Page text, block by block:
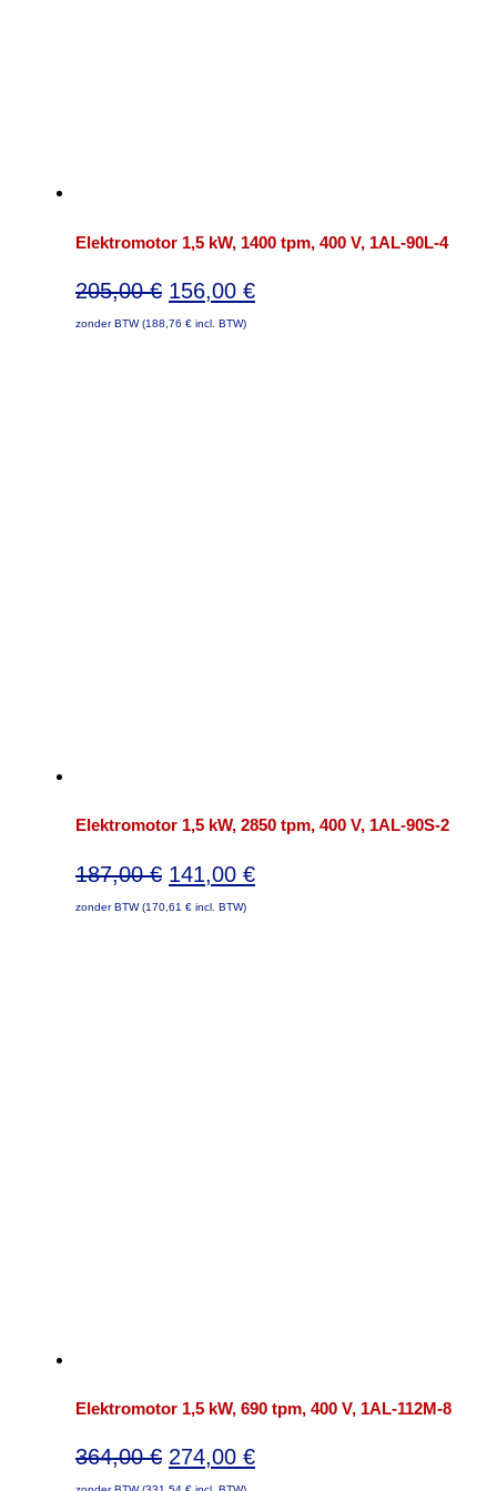
Elektromotor 1,5 kW, 1400 tpm, 400 V, 1AL-90L-4
205,00€ Oorspronkelijke
prijs
156,00 €Huidige
zonder BTW (188,76 € incl. BTW)
Elektromotor 1,5 kW, 2850 tpm, 400 V, 1AL-90S-2
187,00€ Oorspronkelijke
prijs
141,00 €Huidige
zonder BTW (170,61 € incl. BTW)
Elektromotor 1,5 kW, 690 tpm, 400 V, 1AL-112M-8
364,00€ Oorspronkelijke
274,00 €Huidige